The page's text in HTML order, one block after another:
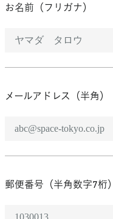
お名前（フリガナ）
メールアドレス（半角）
郵便番号（半角数字7桁）